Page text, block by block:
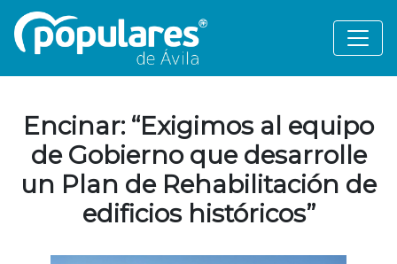
Encinar: “Exigimos al equipo
de Gobierno que desarrolle
un Plan de Rehabilitación de
edificios históricos”